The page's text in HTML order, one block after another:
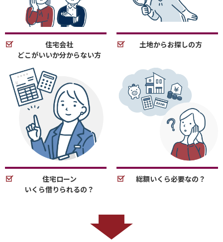
住宅会社
どこがいいか分からない方
土地からお探しの方
住宅ローン
いくら借りられるの？
総額いくら必要なの？